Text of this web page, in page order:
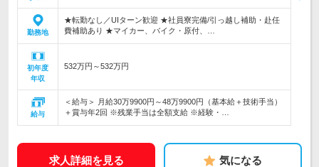
勤務地
★転勤なし／UIターン歓迎 ★社員寮完備/引っ越し補助・赴任
費補助あり ★マイカー、バイク・原付、…
初年度
年収
532万円～532万円
給与
＜給与＞ 月給30万9900円～48万9900円（基本給＋技術手当）
＋賞与年2回 ※残業手当は全額支給 ※経験・…
求人詳細を見る 気になる